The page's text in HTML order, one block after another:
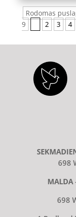
Rodomas
9
2 3 4
698
MALDA
698